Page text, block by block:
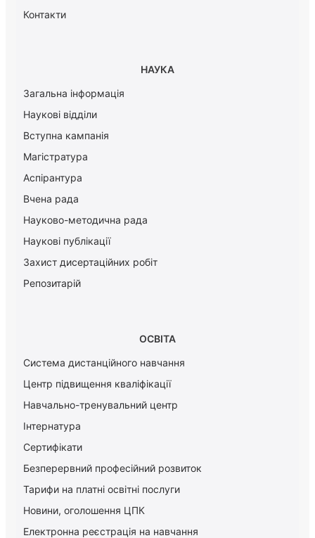
Контакти
НАУКА
Загальна інформація
Наукові відділи
Вступна кампанія
Магістратура
Аспірантура
Вчена рада
Науково-методична рада
Наукові публікації
Захист дисертаційних робіт
Репозитарій
ОСВІТА
Система дистанційного навчання
Центр підвищення кваліфікації
Навчально-тренувальний центр
Інтернатура
Сертифікати
Безперервний професійний розвиток
Тарифи на платні освітні послуги
Новини, оголошення ЦПК
Електронна реєстрація на навчання